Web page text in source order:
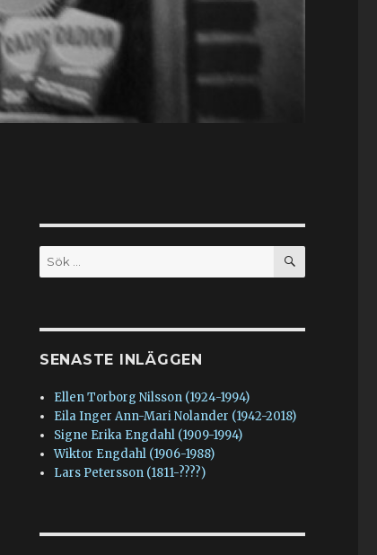
Sök
efter:
SÖK
SENASTE INLÄGGEN
Ellen Torborg Nilsson (1924-1994)
Eila Inger Ann-Mari Nolander (1942-2018)
Signe Erika Engdahl (1909-1994)
Wiktor Engdahl (1906-1988)
Lars Petersson (1811-????)